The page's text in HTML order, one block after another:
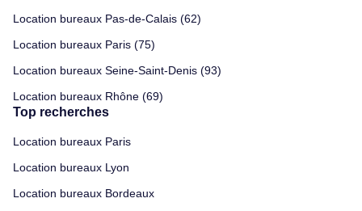
Location bureaux Pas-de-Calais (62)
Location bureaux Paris (75)
Location bureaux Seine-Saint-Denis (93)
Location bureaux Rhône (69)
Top recherches
Location bureaux Paris
Location bureaux Lyon
Location bureaux Bordeaux